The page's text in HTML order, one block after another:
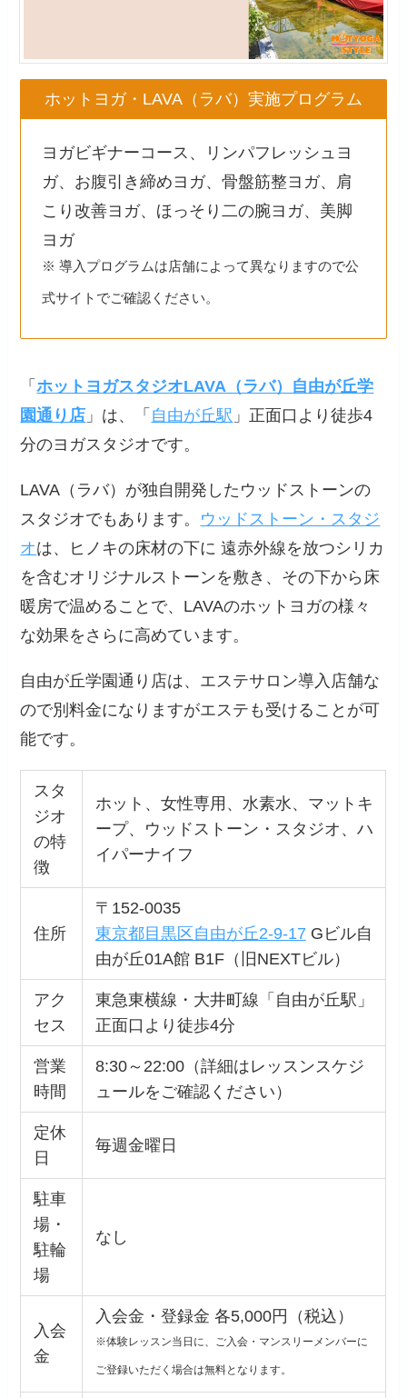
ホットヨガ・LAVA（ラバ）実施プログラム
ヨガビギナーコース、リンパフレッシュヨ
ガ、お腹引き締めヨガ、骨盤筋整ヨガ、肩
こり改善ヨガ、ほっそり二の腕ヨガ、美脚
ヨガ
※ 導入プログラムは店舗によって異なりますので公
式サイトでご確認ください。
「ホットヨガスタジオLAVA（ラバ）自由が丘学
園通り店 」は、「 自由が丘駅 」正面口より徒歩4
分のヨガスタジオです。
LAVA（ラバ）が独自開発したウッドストーンの
スタジオでもあります。 ウッドストーン・スタジ
オは、ヒノキの床材の下に 遠赤外線を放つシリカ
を含むオリジナルストーンを敷き、その下から床
暖房で温めることで、LAVAのホットヨガの様々
な効果をさらに高めています。
自由が丘学園通り店は、エステサロン導入店舗な
ので別料金になりますがエステも受けることが可
能です。
スタ
ジオ
の特
徴
ホット、女性専用、水素水、マットキ
ープ、ウッドストーン・スタジオ、ハ
イパーナイフ
住所
〒152-0035
東京都目黒区自由が丘2-9-17 Gビル自
由が丘01A館 B1F（旧NEXTビル）
アク
セス
東急東横線・大井町線「自由が丘駅」
正面口より徒歩4分
営業
時間
8:30～22:00（詳細はレッスンスケジ
ュールをご確認ください）
定休
日
毎週金曜日
駐車
場・
駐輪
場
なし
入会
金
入会金・登録金 各5,000円（税込）
※体験レッスン当日に、ご入会・マンスリーメンバーに
ご登録いただく場合は無料となります。